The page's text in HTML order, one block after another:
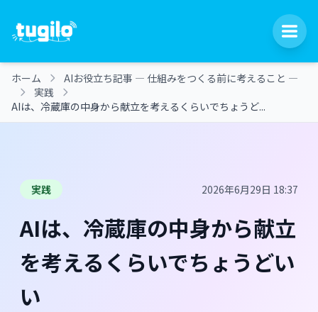
ホーム
AIお役立ち記事 ― 仕組みをつくる前に考えること ―
実践
AIは、冷蔵庫の中身から献立を考えるくらいでちょうど...
実践 2026年6月29日 18:37
AIは、冷蔵庫の中身から献立
を考えるくらいでちょうどい
い